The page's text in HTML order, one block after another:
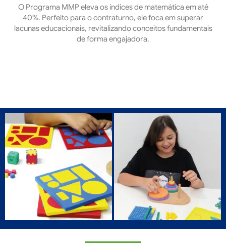
O Programa MMP eleva os índices de matemática em até
40%. Perfeito para o contraturno, ele foca em superar
lacunas educacionais, revitalizando conceitos fundamentais
de forma engajadora.